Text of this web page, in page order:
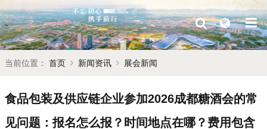
当前位置： 首页 新闻资讯 展会新闻
食品包装及供应链企业参加2026成都糖酒会的常
见问题：报名怎么报？时间地点在哪？费用包含